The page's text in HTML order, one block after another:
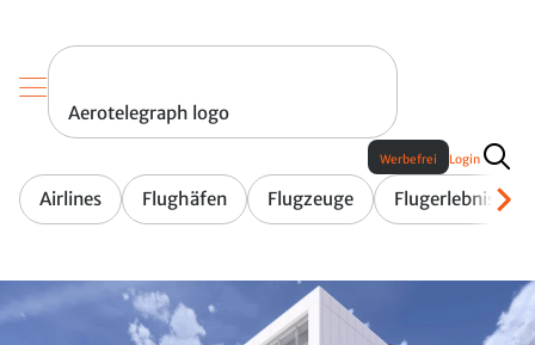
Aerotelegraph logo
Airlines Flughäfen Flugzeuge Flugerlebnis
Werbefrei Login